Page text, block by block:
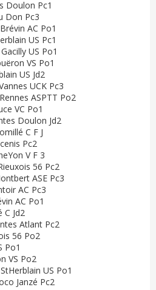
Doulon Pc1
Don Pc3
AC Po1
US Pc1
US Po1
VS Po1
US Jd2
UCK Pc3
ASPTT Po2
VC Po1
Doulon Jd2
C F J
Pc2
V F 3
56 Pc2
ASE Pc3
AC Pc3
AC Po1
C Jd2
Atlant Pc2
56 Po2
Po1
VS Po2
US Po1
Janzé Pc2